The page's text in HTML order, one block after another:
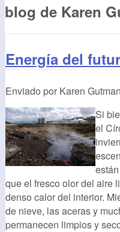
blog de Karen
Energía del
Enviado por Karen Gutman
Si
el
que el fresco olor del aire
denso calor del interior.
de nieve, las aceras y
permanecen limpios y